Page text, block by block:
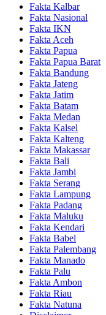
Fakta Kalbar
Fakta Nasional
Fakta IKN
Fakta Aceh
Fakta Papua
Fakta Papua Barat
Fakta Bandung
Fakta Jateng
Fakta Jatim
Fakta Batam
Fakta Medan
Fakta Kalsel
Fakta Kalteng
Fakta Makassar
Fakta Bali
Fakta Jambi
Fakta Serang
Fakta Lampung
Fakta Padang
Fakta Maluku
Fakta Kendari
Fakta Babel
Fakta Palembang
Fakta Manado
Fakta Palu
Fakta Ambon
Fakta Riau
Fakta Natuna